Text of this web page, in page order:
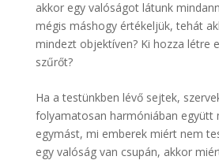
akkor egy valóságot látunk
mégis máshogy értékeljük, tehát
mindezt objektíven? Ki hozza létre
szűrőt?
Ha a testünkben lévő sejtek,
folyamatosan harmóniában együtt
egymást, mi emberek miért nem
egy valóság van csupán, akkor